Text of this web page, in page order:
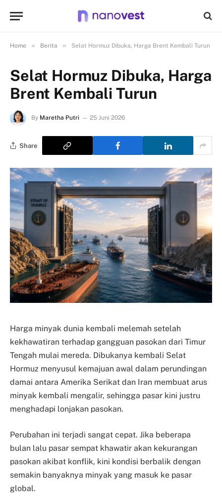
Home » Berita » Selat Hormuz Dibuka, Harga Brent Kembali Turun
Selat Hormuz Dibuka, Harga
Brent Kembali Turun
By Maretha Putri 25 Juni 2026
Share
Harga minyak dunia kembali melemah setelah
kekhawatiran terhadap gangguan pasokan dari Timur
Tengah mulai mereda. Dibukanya kembali Selat
Hormuz menyusul kemajuan awal dalam perundingan
damai antara Amerika Serikat dan Iran membuat arus
minyak kembali mengalir, sehingga pasar kini justru
menghadapi lonjakan pasokan.
Perubahan ini terjadi sangat cepat. Jika beberapa
bulan lalu pasar sempat khawatir akan kekurangan
pasokan akibat konflik, kini kondisi berbalik dengan
semakin banyaknya minyak yang masuk ke pasar
global.